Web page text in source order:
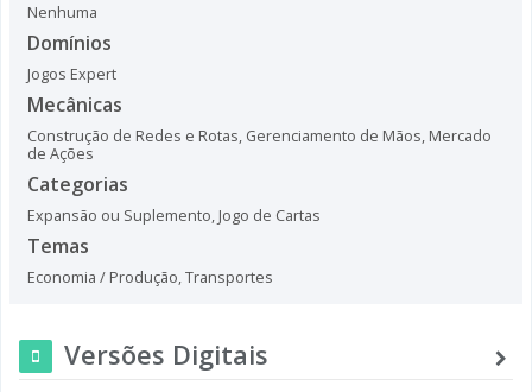
Nenhuma
Domínios
Jogos Expert
Mecânicas
Construção de Redes e Rotas, Gerenciamento de Mãos, Mercado
de Ações
Categorias
Expansão ou Suplemento, Jogo de Cartas
Temas
Economia / Produção,Transportes
Versões Digitais